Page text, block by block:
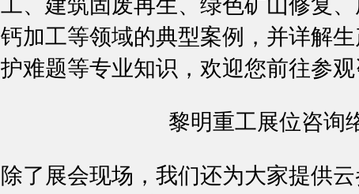
工、建筑固废再生、绿色矿山修复
钙加工等领域的典型案例，并详解
护难题等专业知识，欢迎您前往参观
黎明重工展位咨询
除了展会现场，我们还为大家提供